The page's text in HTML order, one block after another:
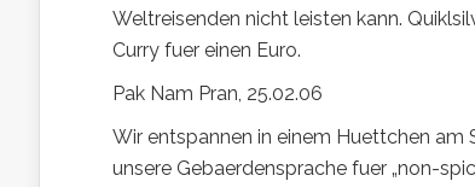
Weltreisenden nicht leisten kann.
Curry fuer einen Euro.
Pak Nam Pran, 25.02.06
Wir entspannen in einem Huettchen am
unsere Gebaerdensprache fuer „non-